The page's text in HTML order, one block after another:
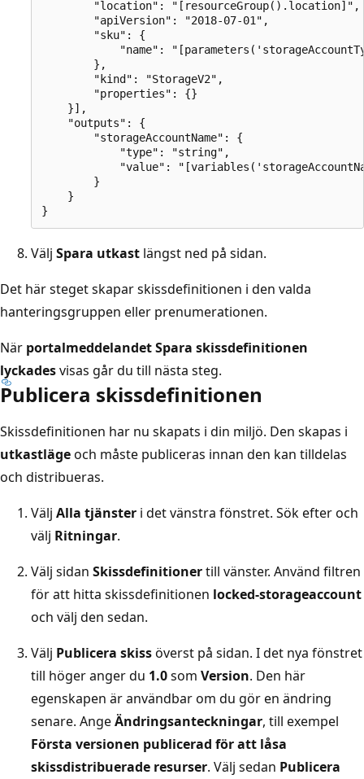
        "location": "[resourceGroup().location]",
        "apiVersion": "2018-07-01",
        "sku": {
"name":
        },
        "kind": "StorageV2",
        "properties": {}
    }],
    "outputs": {
        "storageAccountName": {
            "type": "string",
"value":
        }
    }
Välj Spara utkast längst ned på sidan.
Det här steget skapar skissdefinitionen i den valda
hanteringsgruppen eller prenumerationen.
När portalmeddelandet Spara skissdefinitionen
lyckadesvisas går du till nästa steg.
Publicera skissdefinitionen
Skissdefinitionen har nu skapats i din miljö. Den skapas i
utkastlägeoch måste publiceras innan den kan tilldelas
och distribueras.
Välj Alla tjänster i det vänstra fönstret. Sök efter och
välj Ritningar.
Välj sidan Skissdefinitionertill vänster. Använd filtren
för att hitta skissdefinitionen locked-storageaccount
och välj den sedan.
Välj Publicera skissöverst på sidan. I det nya fönstret
till höger anger du 1.0som Version. Den här
egenskapen är användbar om du gör en ändring
senare. AngeÄndringsanteckningar, till exempel
Första versionen publicerad för att låsa
skissdistribuerade resurser. Välj sedan Publicera